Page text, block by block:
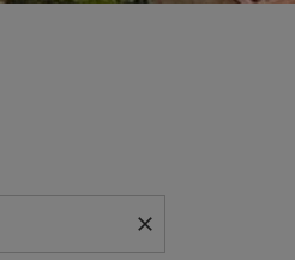
close